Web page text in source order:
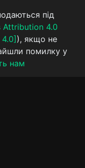
під
Attribution 4.0
), якщо не
помилку у
нам